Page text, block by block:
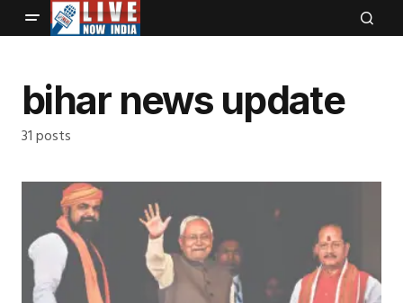
bihar news update
31 posts